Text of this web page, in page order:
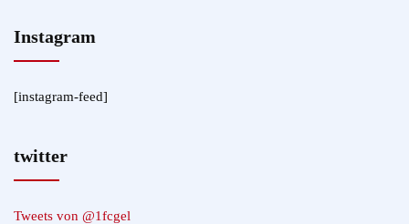
Instagram
[instagram-feed]
twitter
Tweets von @1fcgel